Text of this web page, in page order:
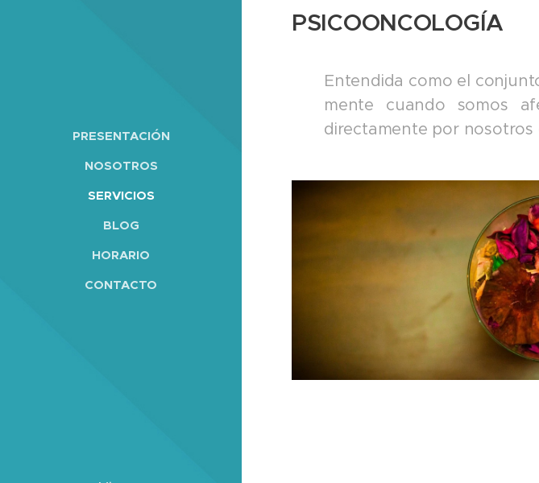
PRESENTACIÓN
NOSOTROS
SERVICIOS
BLOG
HORARIO
CONTACTO
PSICOONCOLOGÍA
Entendida como el
mente cuando somos
directamente por